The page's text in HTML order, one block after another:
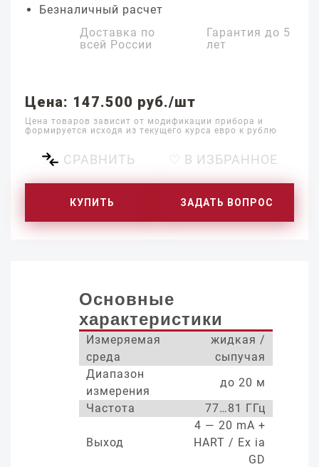
Безналичный расчет
Доставка по
всей России
Гарантия до 5
лет
Цена: 147.500 руб./шт
Цена товаров зависит от модификации прибора и
формируется исходя из текущего курса евро к рублю
СРАВНИТЬ ♡ В ИЗБРАННОЕ
КУПИТЬ ЗАДАТЬ ВОПРОС
Основные
характеристики
Измеряемая
среда
жидкая /
сыпучая
Диапазон
измерения
до 20 м
Частота
77…81 ГГц
Выход
4 — 20 mA +
HART / Ex ia
GD